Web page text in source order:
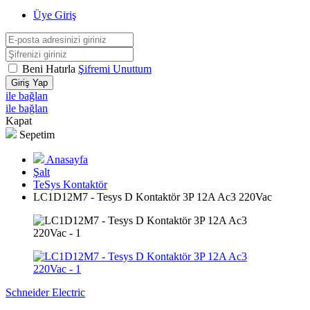
Üye Giriş
Beni Hatırla Şifremi Unuttum
Giriş Yap
ile bağlan
ile bağlan
Kapat
Sepetim
Anasayfa
Şalt
TeSys Kontaktör
LC1D12M7 - Tesys D Kontaktör 3P 12A Ac3 220Vac
Schneider Electric